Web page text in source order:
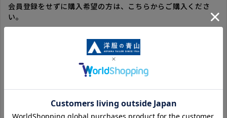
会員登録をせずに購入希望の方は、こちらからご購入くださ
い。
毎回のご注文時に入力いただく必要があります。
※洋服の青山オンラインストアのポイントは付与されません。
また、ゲスト購入後の会員情報統合・ポイントの付与は、対応
※購入履歴の確認、領収書の発行、キャンセル手続きはご利用
いただけません。